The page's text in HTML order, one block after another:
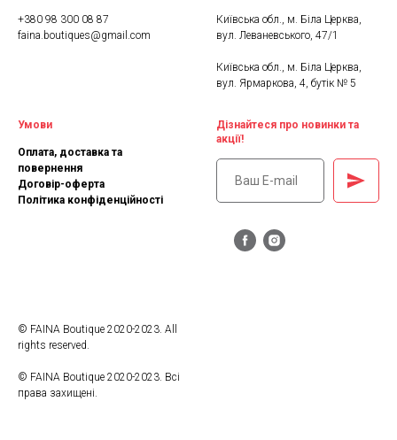
+380 98 300 08 87
faina.boutiques@gmail.com
Київська обл., м. Біла Церква,
вул. Леваневського, 47/1
Київська обл., м. Біла Церква,
вул. Ярмаркова, 4, бутік № 5
Умови
Оплата, доставка та
повернення
Договір-оферта
Політика конфіденційності
Дізнайтеся про новинки та
акції!
© FAINA Boutique 2020-2023. All
rights reserved.
© FAINA Boutique 2020-2023. Всі
права захищені.